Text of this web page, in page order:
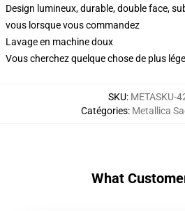
Design lumineux, durable, double face,
vous lorsque vous commandez
Lavage en machine doux
Vous cherchez quelque chose de plus
SKU: METASKU-
Catégories: Metallica
What